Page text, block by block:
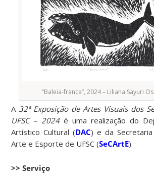
“Baleia-franca”, 2024 – Liliana Sayuri
A 32ª Exposição de Artes Visuais dos
UFSC – 2024é uma realização do
Artístico Cultural (DAC) e da
Arte e Esporte de UFSC (SeCArtE).
>> Serviço